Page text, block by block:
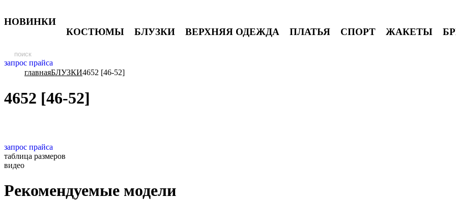
НОВИНКИ
КОСТЮМЫ
БЛУЗКИ ВЕРХНЯЯ ОДЕЖДА ПЛАТЬЯ СПОРТ ЖАКЕТЫ
запрос прайса
главнаяБЛУЗКИ4652 [46-52]
4652 [46-52]
запрос прайса
таблица размеров
видео
Рекомендуемые модели